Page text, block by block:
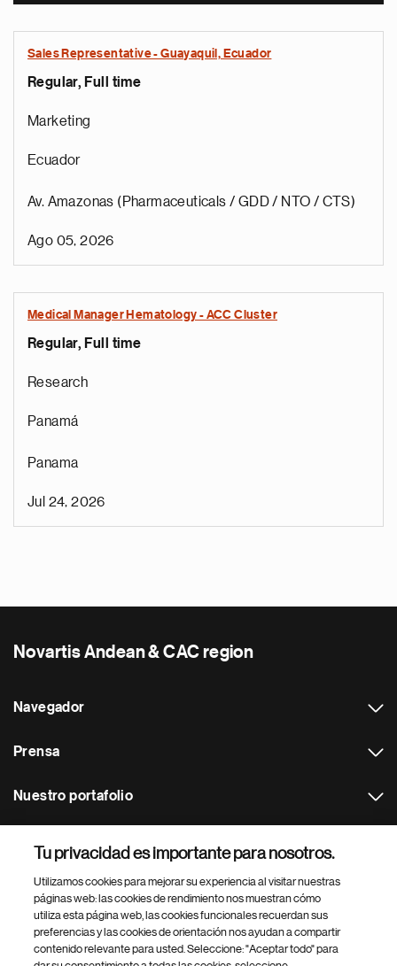
Sales Representative - Guayaquil, Ecuador
Regular, Full time
Marketing
Ecuador
Av. Amazonas (Pharmaceuticals / GDD / NTO / CTS)
Ago 05, 2026
Medical Manager Hematology - ACC Cluster
Regular, Full time
Research
Panamá
Panama
Jul 24, 2026
Novartis Andean & CAC region
Navegador
Prensa
Nuestro portafolio
Footer Site Search
Tu privacidad es importante para nosotros.
Utilizamos cookies para mejorar su experiencia al visitar nuestras
páginas web: las cookies de rendimiento nos muestran cómo
utiliza esta página web, las cookies funcionales recuerdan sus
preferencias y las cookies de orientación nos ayudan a compartir
contenido relevante para usted. Seleccione: "Aceptar todo" para